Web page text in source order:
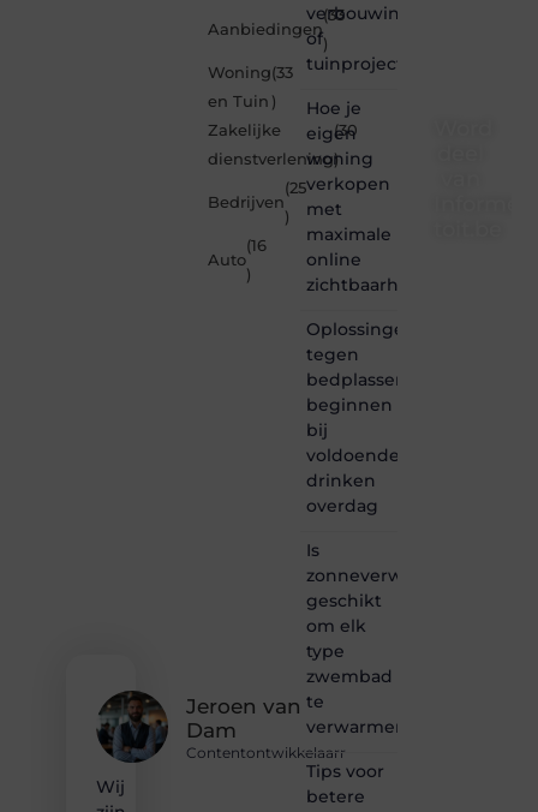
Jeroen van
Dam
Contentontwikkelaarr
Wij
Aanbiedingen
(33
)
Woning
en Tuin
(33
)
Zakelijke
dienstverlening
(30
)
Bedrijven
(25
)
Auto
(16
)
verbouwing
of
tuinproject
Hoe je
eigen
woning
verkopen
met
maximale
online
zichtbaarheid
Oplossingen
tegen
bedplassen
beginnen
bij
voldoende
drinken
overdag
Is
zonneverwarming
geschikt
om elk
type
zwembad
te
verwarmen?
Tips voor
betere